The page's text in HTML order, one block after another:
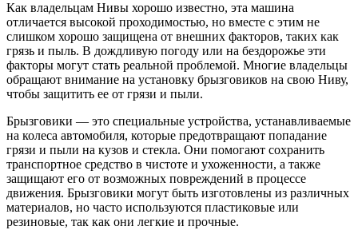
Как владельцам Нивы хорошо известно, эта машина
отличается высокой проходимостью, но вместе с этим не
слишком хорошо защищена от внешних факторов, таких как
грязь и пыль. В дождливую погоду или на бездорожье эти
факторы могут стать реальной проблемой. Многие владельцы
обращают внимание на установку брызговиков на свою Ниву,
чтобы защитить ее от грязи и пыли.
Брызговики — это специальные устройства, устанавливаемые
на колеса автомобиля, которые предотвращают попадание
грязи и пыли на кузов и стекла. Они помогают сохранить
транспортное средство в чистоте и ухоженности, а также
защищают его от возможных повреждений в процессе
движения. Брызговики могут быть изготовлены из различных
материалов, но часто используются пластиковые или
резиновые, так как они легкие и прочные.